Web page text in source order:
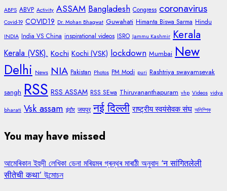
ABPS ABVP Activity ASSAM Bangladesh Congress coronavirus
Covid-19 COVID19 Dr. Mohan Bhagwat Guwahati Himanta Biswa Sarma Hindu
INDIA India VS China inspirational videos ISRO Jammu Kashmir Kerala
Kerala (VSK). Kochi Kochi (VSK) lockdown Mumbai New
Delhi News NIA Pakistan Photos PM Modi puri Rashtriya swayamsevak
sangh RSS RSS ASSAM RSS SEwa Thiruvananthapuram vhp Videos vidya
bharati Vsk assam इंदौर जयपुर नई दिल्ली राष्ट्रीय स्वयंसेवक संघ অলিম্পিক
You may have missed
আমেৰিকান ইহুদী লেখিকা ডেনা মৰিয়মৰ গ্ৰন্থৰ মাৰাঠী অনুবাদ ‘न सांगितलेली
सीतेची कथा’ উন্মোচন